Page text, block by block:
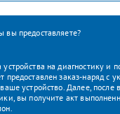
вы предоставляете?
на диагностику и
предоставлен заказ-наряд с
устройство. Далее, после
вы получите акт